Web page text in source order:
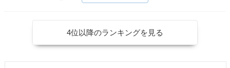
4位以降のランキングを見る